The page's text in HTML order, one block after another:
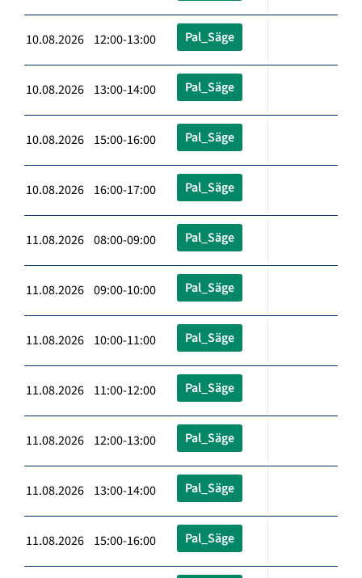
10.08.2026 12:00-13:00 Pal_Säge
10.08.2026 13:00-14:00 Pal_Säge
10.08.2026 15:00-16:00 Pal_Säge
10.08.2026 16:00-17:00 Pal_Säge
11.08.2026 08:00-09:00 Pal_Säge
11.08.2026 09:00-10:00 Pal_Säge
11.08.2026 10:00-11:00 Pal_Säge
11.08.2026 11:00-12:00 Pal_Säge
11.08.2026 12:00-13:00 Pal_Säge
11.08.2026 13:00-14:00 Pal_Säge
11.08.2026 15:00-16:00 Pal_Säge